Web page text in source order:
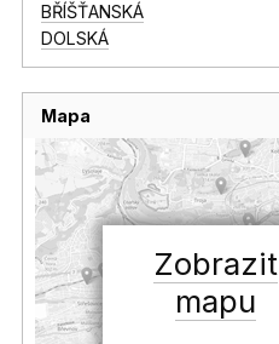
BŘÍŠŤANSKÁ
DOLSKÁ
Mapa
Zobrazit
mapu